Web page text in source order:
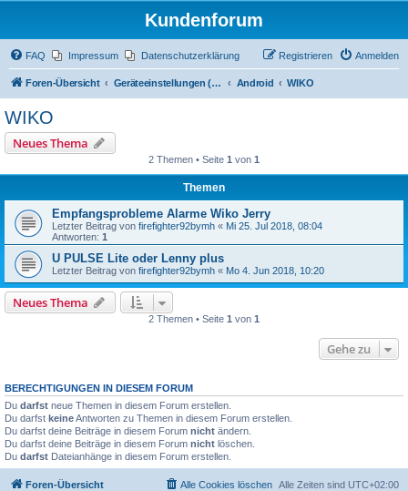
Kundenforum
FAQ Impressum Datenschutzerklärung Anmelden
Registrieren
Foren-Übersicht Geräteeinstellungen (Zugriff über Passwort "alamos") Android WIKO
WIKO
Neues Thema
2 Themen • Seite 1 von 1
Themen
Empfangsprobleme Alarme Wiko Jerry
Letzter Beitrag von firefighter92bymh « Mi 25. Jul 2018, 08:04
Antworten: 1
U PULSE Lite oder Lenny plus
Letzter Beitrag von firefighter92bymh « Mo 4. Jun 2018, 10:20
Neues Thema
2 Themen • Seite 1 von 1
Gehe zu
BERECHTIGUNGEN IN DIESEM FORUM
Du darfst neue Themen in diesem Forum erstellen.
Du darfst keineAntworten zu Themen in diesem Forum erstellen.
Du darfst deine Beiträge in diesem Forum nicht ändern.
Du darfst deine Beiträge in diesem Forum nicht löschen.
Du darfst Dateianhänge in diesem Forum erstellen.
Foren-Übersicht Alle Zeiten sind UTC+02:00
Alle Cookies löschen